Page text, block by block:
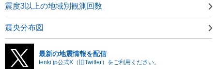
震度3以上の地域別観測回数
震央分布図
最新の地震情報を配信
tenki.jp公式X（旧Twitter）をご利用ください。